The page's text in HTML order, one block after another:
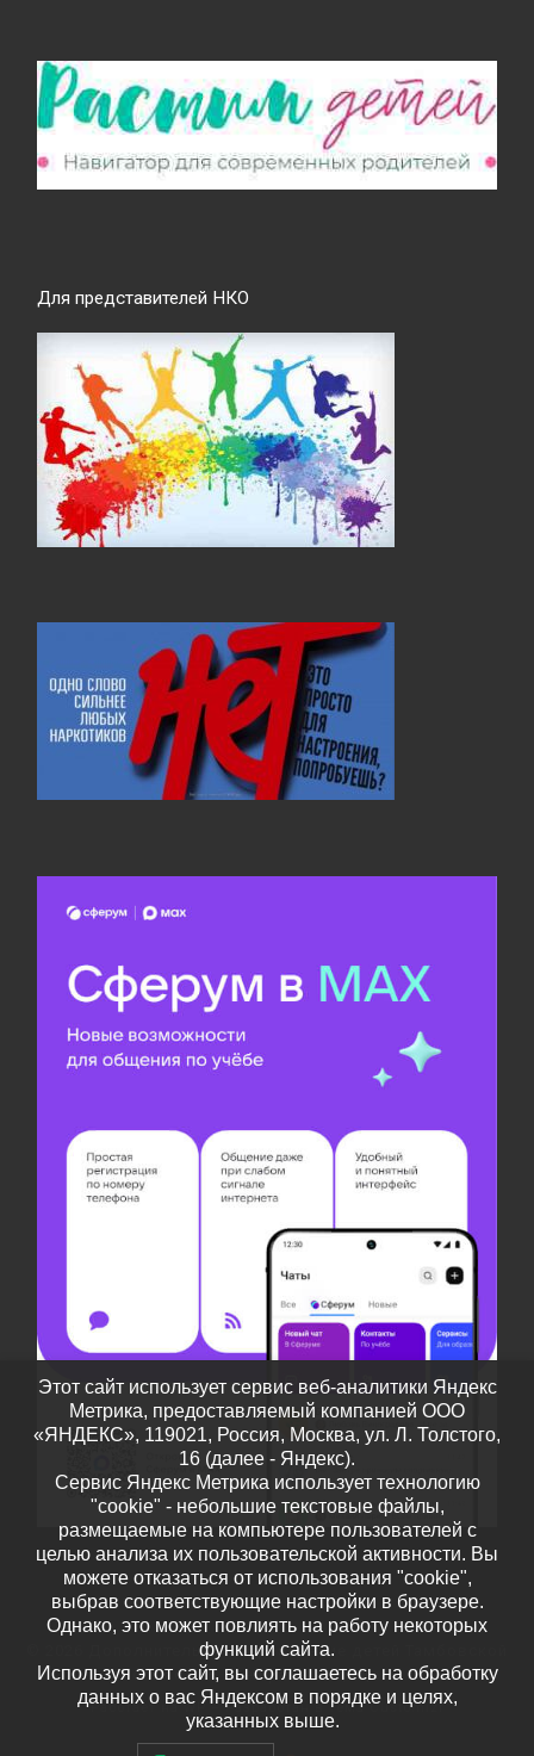
Для представителей НКО
Дополнительное образование детей Тамбовской
области– Все права защищены
Работает наWP – Разработан вТема Customizr
Этот сайт использует сервис веб-аналитики Яндекс
Метрика, предоставляемый компанией ООО
«ЯНДЕКС», 119021, Россия, Москва, ул. Л. Толстого,
16 (далее - Яндекс).
Сервис Яндекс Метрика использует технологию
"cookie" - небольшие текстовые файлы,
размещаемые на компьютере пользователей с
целью анализа их пользовательской активности. Вы
можете отказаться от использования "cookie",
выбрав соответствующие настройки в браузере.
Однако, это может повлиять на работу некоторых
функций сайта.
Используя этот сайт, вы соглашаетесь на обработку
данных о вас Яндексом в порядке и целях,
указанных выше.